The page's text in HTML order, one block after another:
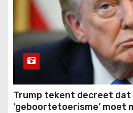
Trump tekent decreet dat
‘geboortetoerisme’ moet